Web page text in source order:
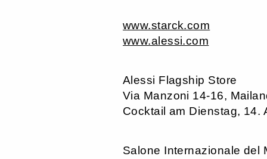
www.starck.com
www.alessi.com
Alessi Flagship Store
Via Manzoni 14-16,
Cocktail am Dienstag, 14.
Salone Internazionale del